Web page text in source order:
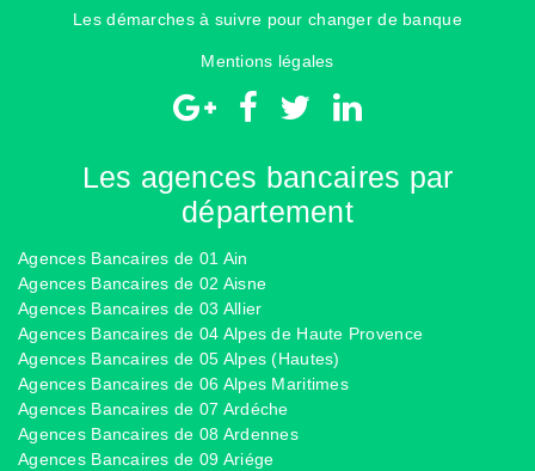
Les démarches à suivre pour changer de banque
Mentions légales
Les agences bancaires par
département
Agences Bancaires de 01 Ain
Agences Bancaires de 02 Aisne
Agences Bancaires de 03 Allier
Agences Bancaires de 04 Alpes de Haute Provence
Agences Bancaires de 05 Alpes (Hautes)
Agences Bancaires de 06 Alpes Maritimes
Agences Bancaires de 07 Ardéche
Agences Bancaires de 08 Ardennes
Agences Bancaires de 09 Ariége